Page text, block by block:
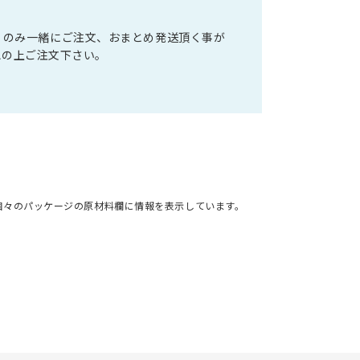
み一緒にご注文、おまとめ発送頂く事が
上ご注文下さい。
のパッケージの原材料欄に情報を表示しています。